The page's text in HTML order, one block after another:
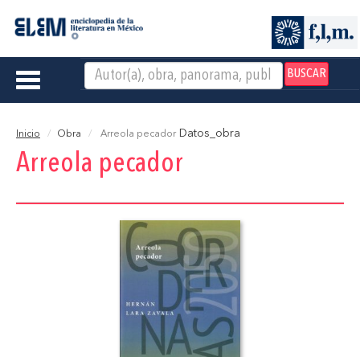
BUSCAR
Toggle
Inicio Obra Arreola pecador Datos_obra
Arreola pecador